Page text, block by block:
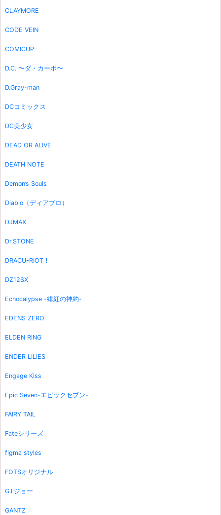
CLAYMORE
CODE VEIN
COMICUP
D.C. 〜ダ・カーポ〜
D.Gray-man
DCコミックス
DC美少女
DEAD OR ALIVE
DEATH NOTE
Demon’s Souls
Diablo（ディアブロ）
DJMAX
Dr.STONE
DRACU-RIOT！
DZ12SX
Echocalypse -緋紅の神約-
EDENS ZERO
ELDEN RING
ENDER LILIES
Engage Kiss
Epic Seven-エピックセブン-
FAIRY TAIL
Fateシリーズ
figma styles
FOTSオリジナル
G.I.ジョー
GANTZ